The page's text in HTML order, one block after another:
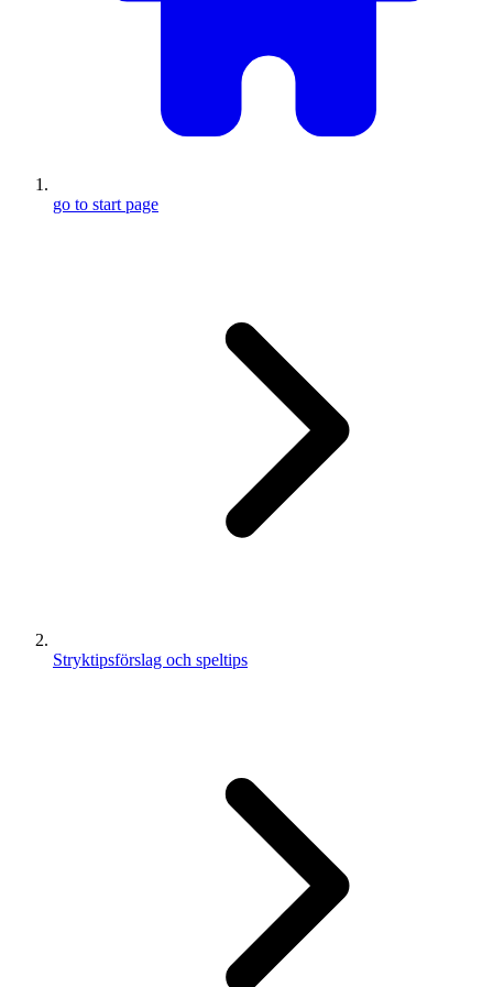
go to start page
Stryktipsförslag och speltips